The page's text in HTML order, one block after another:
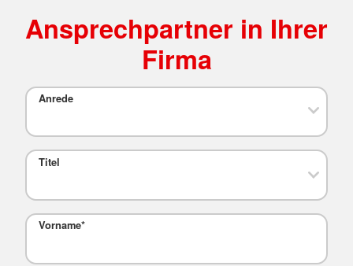
Ansprechpartner in Ihrer
Firma
Anrede
Titel
Vorname*